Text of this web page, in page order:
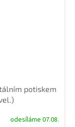
potiskem
odesíláme 07.08.